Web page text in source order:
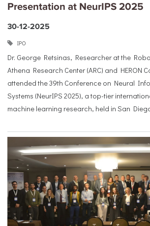
Presentation at NeurIPS 2025
30-12-2025
ΙΡΟ
Dr. George Retsinas, Researcher at the
Athena Research Center (ARC) and HERON
attended the 39th Conference on Neural
Systems (NeurIPS 2025), a top-tier
machine learning research, held in San